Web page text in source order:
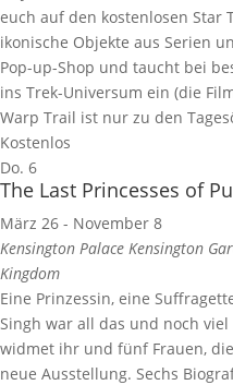
euch auf den kostenlosen Star
ikonische Objekte aus Serien
Pop-up-Shop und taucht bei
ins Trek-Universum ein (die
Warp Trail ist nur zu den
Kostenlos
Do. 6
The Last Princesses of
März 26 - November 8
Kensington Palace Kensington
Kingdom
Eine Prinzessin, eine
Singh war all das und noch
widmet ihr und fünf Frauen,
neue Ausstellung. Sechs